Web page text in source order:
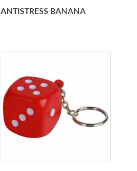
Portachiavi
antistress banana
mm
ANTISTRESS BANANA